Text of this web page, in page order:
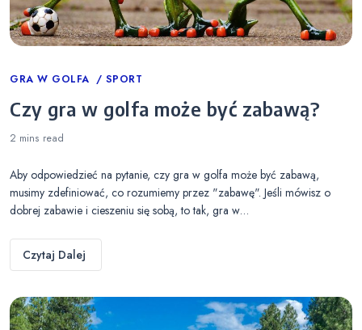
Categories
GRA W GOLFA SPORT
Czy gra w golfa może być zabawą?
2 mins read
Aby odpowiedzieć na pytanie, czy gra w golfa może być zabawą,
musimy zdefiniować, co rozumiemy przez "zabawę". Jeśli mówisz o
dobrej zabawie i cieszeniu się sobą, to tak, gra w…
Czytaj Dalej